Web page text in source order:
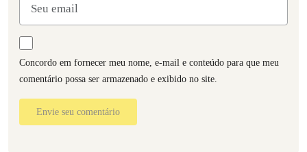
Concordo em fornecer meu nome, e-mail e conteúdo para que meu
comentário possa ser armazenado e exibido no site.
Envie seu comentário